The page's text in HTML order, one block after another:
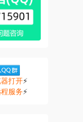
打开⚡
服务⚡